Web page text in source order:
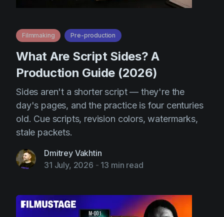
Filmmaking Pre-production
What Are Script Sides? A
Production Guide (2026)
Sides aren't a shorter script — they're the
day's pages, and the practice is four centuries
old. Cue scripts, revision colors, watermarks,
stale packets.
Dmitrey Vakhtin
31 July, 2026 - 13 min read